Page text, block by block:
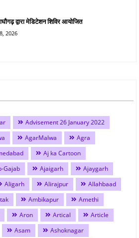
द्वारा मेडिटेशन शिविर आयोजित
2026
Advisement 26 January 2022
AgarMalwa
Agra
Aj ka Cartoon
Gajab Ajaigarh
Ajaygarh
Aligarh Alirajpur
Allahbaad
Ambikapur
Amethi
Aron Artical
Article
Asam
Ashoknagar